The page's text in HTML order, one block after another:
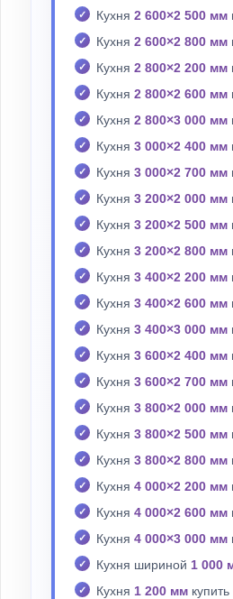
Кухня 2 600×2 500 мм
Кухня 2 600×2 800 мм
Кухня 2 800×2 200 мм
Кухня 2 800×2 600 мм
Кухня 2 800×3 000 мм
Кухня 3 000×2 400 мм
Кухня 3 000×2 700 мм
Кухня 3 200×2 000 мм
Кухня 3 200×2 500 мм
Кухня 3 200×2 800 мм
Кухня 3 400×2 200 мм
Кухня 3 400×2 600 мм
Кухня 3 400×3 000 мм
Кухня 3 600×2 400 мм
Кухня 3 600×2 700 мм
Кухня 3 800×2 000 мм
Кухня 3 800×2 500 мм
Кухня 3 800×2 800 мм
Кухня 4 000×2 200 мм
Кухня 4 000×2 600 мм
Кухня 4 000×3 000 мм
Кухня шириной 1 000
Кухня 1 200 мм